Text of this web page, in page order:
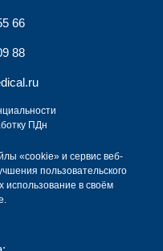
66
88
ПДн
«cookie» и сервис веб-
пользовательского
использование в своём